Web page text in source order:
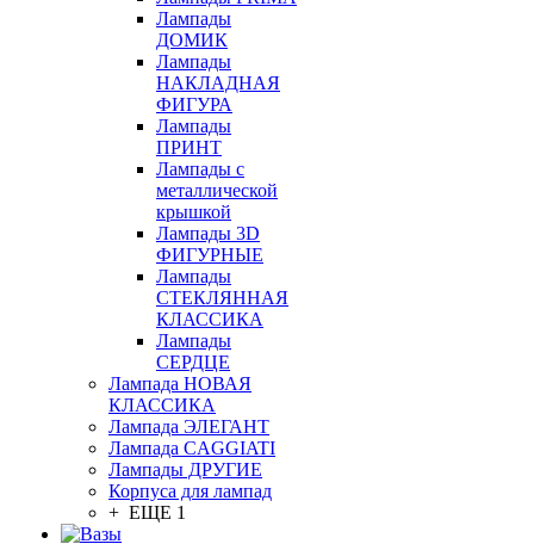
Лампады
ДОМИК
Лампады
НАКЛАДНАЯ
ФИГУРА
Лампады
ПРИНТ
Лампады с
металлической
крышкой
Лампады 3D
ФИГУРНЫЕ
Лампады
СТЕКЛЯННАЯ
КЛАССИКА
Лампады
СЕРДЦЕ
Лампада НОВАЯ
КЛАССИКА
Лампада ЭЛЕГАНТ
Лампада CAGGIATI
Лампады ДРУГИЕ
Корпуса для лампад
+ ЕЩЕ 1